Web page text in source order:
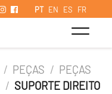
PT EN ES FR
/ PEÇAS / PEÇAS
/ SUPORTE DIREITO